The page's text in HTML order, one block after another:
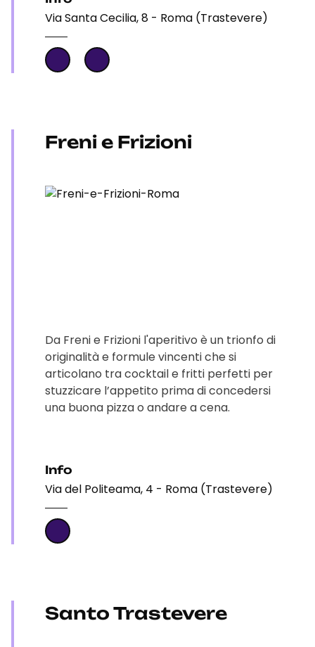
Via Santa Cecilia, 8 - Roma (Trastevere)
Freni e Frizioni
Da Freni e Frizioni l'aperitivo è un trionfo di
originalità e formule vincenti che si
articolano tra cocktail e fritti perfetti per
stuzzicare l’appetito prima di concedersi
una buona pizza o andare a cena.
Info
Via del Politeama, 4 - Roma (Trastevere)
Santo Trastevere